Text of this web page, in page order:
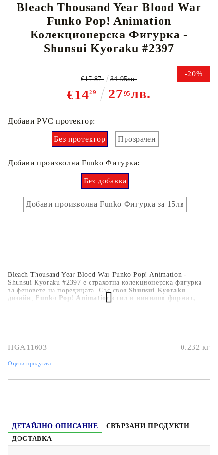
Bleach Thousand Year Blood War
Funko Pop! Animation
Колекционерска Фигурка -
Shunsui Kyoraku #2397
-20%
€1429 2795лв.
€17.87 34.95лв.
Bleach Thousand Year Blood War Funko Pop! Animation -
Shunsui Kyoraku #2397 е страхотна колекционерска фигурка
за феновете на поредицата. Със своя Shunsui Kyoraku
дизайн
Funko Pop! Animation стил и винилов формат,
Добави PVC протектор:
Без протектор Прозрачен
Добави произволна Funko Фигурка:
Без добавка
Добави произволна Funko Фигурка за 15лв
HGA11603 0.232 кг
Оцени продукта
ДЕТАЙЛНО ОПИСАНИЕ
СВЪРЗАНИ ПРОДУКТИ
ДОСТАВКА